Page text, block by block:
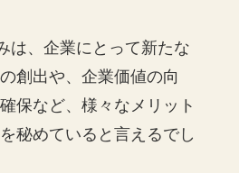
は、企業にとって新たな
創出や、企業価値の向
保など、様々なメリット
秘めていると言えるでし